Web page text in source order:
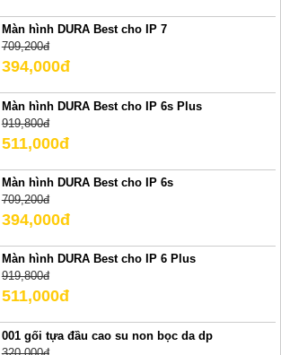
Màn hình DURA Best cho IP 7
709,200đ
394,000đ
Màn hình DURA Best cho IP 6s Plus
919,800đ
511,000đ
Màn hình DURA Best cho IP 6s
709,200đ
394,000đ
Màn hình DURA Best cho IP 6 Plus
919,800đ
511,000đ
001 gối tựa đầu cao su non bọc da dp